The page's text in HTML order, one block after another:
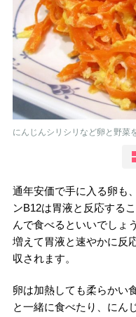
にんじんシリシリなど卵と野菜
通年安価で手に入る卵も
ンB12は胃液と反応する
んで食べるといいでしょ
増えて胃液と速やかに反
収されます。
卵は加熱しても柔らかい
と一緒に食べたり、にん